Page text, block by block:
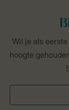
Wil je als
hoogte